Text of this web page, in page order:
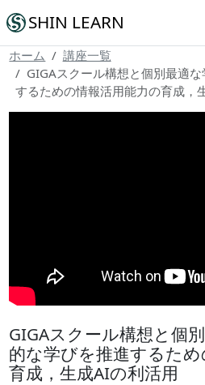
SHIN LEARN
ホーム
講座一覧
GIGAスクール構想と個別最適
するための情報活用能力の育成，
GIGAスクール構想と個
的な学びを推進するた
育成，生成AIの利活用